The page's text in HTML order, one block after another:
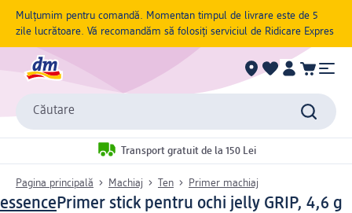
Mulțumim pentru comandă. Momentan timpul de livrare este de 5
zile lucrătoare. Vă recomandăm să folosiți serviciul de Ridicare Expres
Căutare
Transport gratuit de la 150 Lei
Pagina principală Machiaj Ten Primer machiaj
essencePrimer stick pentru ochi jelly GRIP, 4,6 g